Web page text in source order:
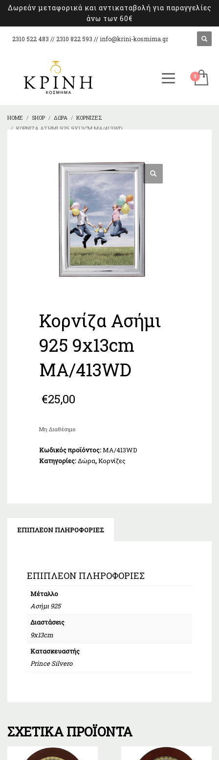
Δωρεάν μεταφορικά και αντικαταβολή για παραγγελίες
άνω των 60€
2310 522 483 // 2310 822 593 // info@krini-kosmima.gr
HOME SHOP ΔΏΡΑ
ΚΟΡΝΊΖΕΣ
ΚΟΡΝΊΖΑ ΑΣΉΜΙ 925 9X13CM MA/413WD
Κορνίζα Ασήμι
925 9x13cm
MA/413WD
€25,00
Μη Διαθέσιμο
Κωδικός προϊόντος:MA/413WD
Κατηγορίες:Δώρα,Κορνίζες
ΕΠΙΠΛΈΟΝ ΠΛΗΡΟΦΟΡΊΕΣ
ΕΠΙΠΛΈΟΝ ΠΛΗΡΟΦΟΡΊΕΣ
Μέταλλο
Ασήμι 925
Διαστάσεις
9x13cm
Κατασκευαστής
Prince Silvero
ΣΧΕΤΙΚΆ ΠΡΟΪΌΝΤΑ